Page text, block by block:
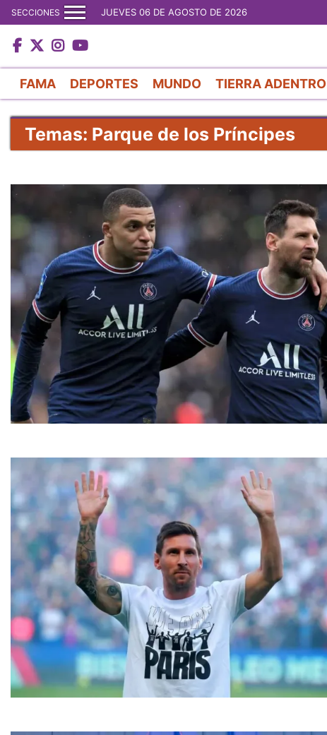
SECCIONES JUEVES 06 DE AGOSTO DE 2026
FAMA DEPORTES MUNDO TIERRA ADENTRO
Temas: Parque de los Príncipes